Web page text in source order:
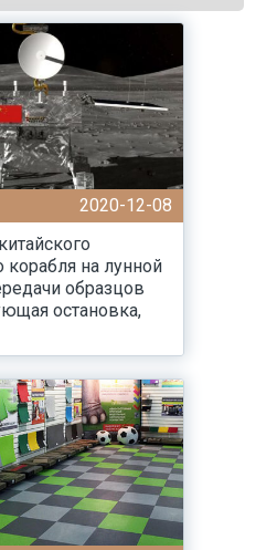
2020-12-08
корабля на лунной
образцов
остановка,